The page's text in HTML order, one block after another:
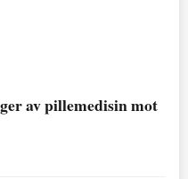
av pillemedisin mot